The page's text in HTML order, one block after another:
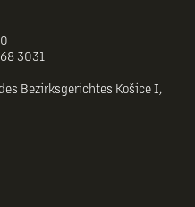
3031
Bezirksgerichtes Košice I,